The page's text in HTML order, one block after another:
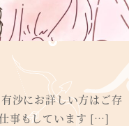
沙にお詳しい方はご存
事もしています […]